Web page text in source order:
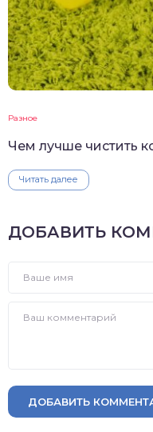
Разное
Чем лучше чистить
Читать далее
ДОБАВИТЬ
ДОБАВИТЬ